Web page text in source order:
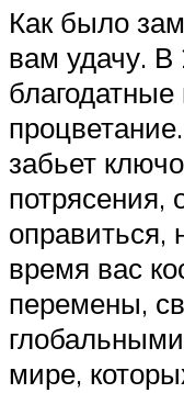
Как было
вам удачу. В
забьет
потрясения,
время вас
перемены,
мире,